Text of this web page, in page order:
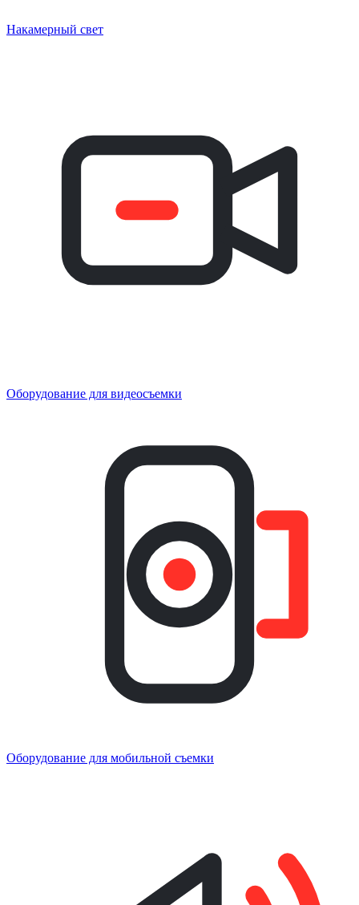
Накамерный свет
Оборудование для видеосъемки
Оборудование для мобильной съемки